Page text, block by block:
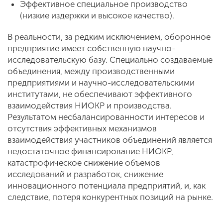
Эффективное специальное производство
(низкие издержки и высокое качество).
В реальности, за редким исключением, оборонное
предприятие имеет собственную научно-
исследовательскую базу. Специально создаваемые
объединения, между производственными
предприятиями и научно-исследовательскими
институтами, не обеспечивают эффективного
взаимодействия НИОКР и производства.
Результатом несбалансированности интересов и
отсутствия эффективных механизмов
взаимодействия участников объединений является
недостаточное финансирование НИОКР,
катастрофическое снижение объемов
исследований и разработок, снижение
инновационного потенциала предприятий, и, как
следствие, потеря конкурентных позиций на рынке.